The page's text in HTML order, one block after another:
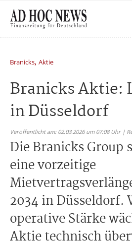
Branicks, Aktie
Branicks Aktie:
in Düsseldorf
Veröffentlicht am: 02.03.2026 um 07:08 Uhr |
Die Branicks Group
eine vorzeitige
2034 in Düsseldorf.
operative Stärke
Aktie technisch